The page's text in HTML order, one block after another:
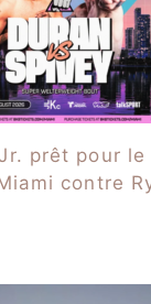
prêt pour
contre